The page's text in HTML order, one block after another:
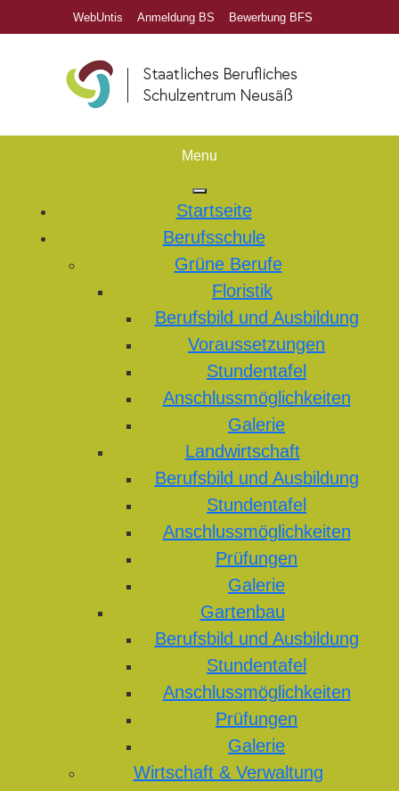
WebUntis Anmeldung BS Bewerbung BFS
Menu
Startseite
Berufsschule
Grüne Berufe
Floristik
Berufsbild und Ausbildung
Voraussetzungen
Stundentafel
Anschlussmöglichkeiten
Galerie
Landwirtschaft
Berufsbild und Ausbildung
Stundentafel
Anschlussmöglichkeiten
Prüfungen
Galerie
Gartenbau
Berufsbild und Ausbildung
Stundentafel
Anschlussmöglichkeiten
Prüfungen
Galerie
Wirtschaft & Verwaltung